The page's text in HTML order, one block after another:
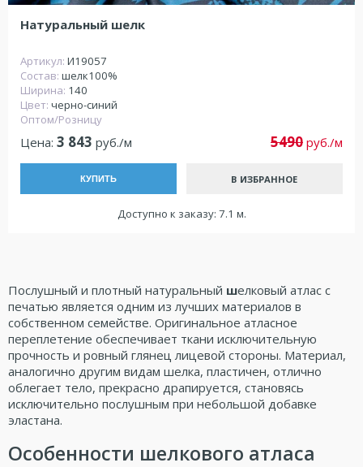
Натуральный шелк
Артикул: И19057
Состав: шелк100%
Ширина: 140
Цвет: черно-синий
Оптом/Розницу
Цена: 3 843 руб./м 5490 руб./м
КУПИТЬ В ИЗБРАННОЕ
Доступно к заказу: 7.1 м.
Послушный и плотный натуральный шелковый атлас с
печатью является одним из лучших материалов в
собственном семействе. Оригинальное атласное
переплетение обеспечивает ткани исключительную
прочность и ровный глянец лицевой стороны. Материал,
аналогично другим видам шелка, пластичен, отлично
облегает тело, прекрасно драпируется, становясь
исключительно послушным при небольшой добавке
эластана.
Особенности шелкового атласа